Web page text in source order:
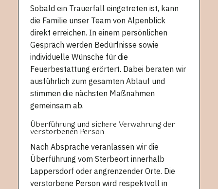
Sobald ein Trauerfall eingetreten ist, kann
die Familie unser Team von Alpenblick
direkt erreichen. In einem persönlichen
Gespräch werden Bedürfnisse sowie
individuelle Wünsche für die
Feuerbestattung erörtert. Dabei beraten wir
ausführlich zum gesamten Ablauf und
stimmen die nächsten Maßnahmen
gemeinsam ab.
Überführung und sichere Verwahrung der
verstorbenen Person
Nach Absprache veranlassen wir die
Überführung vom Sterbeort innerhalb
Lappersdorf oder angrenzender Orte. Die
verstorbene Person wird respektvoll in